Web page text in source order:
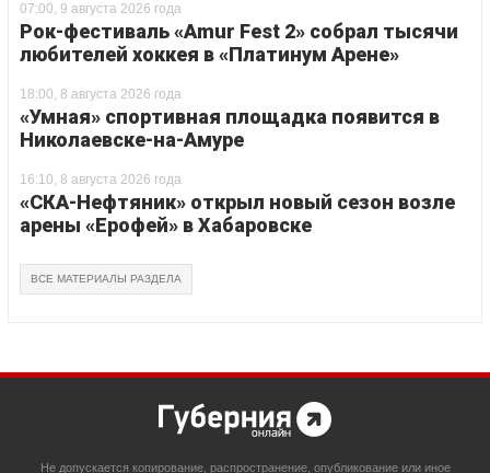
07:00, 9 августа 2026 года
Рок-фестиваль «Amur Fest 2» собрал тысячи
любителей хоккея в «Платинум Арене»
18:00, 8 августа 2026 года
«Умная» спортивная площадка появится в
Николаевске-на-Амуре
16:10, 8 августа 2026 года
«СКА-Нефтяник» открыл новый сезон возле
арены «Ерофей» в Хабаровске
ВСЕ МАТЕРИАЛЫ РАЗДЕЛА
Не допускается копирование, распространение, опубликование или иное